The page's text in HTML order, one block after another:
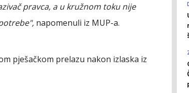
pravca, a u kružnom toku nije
napomenuli iz MUP-a.
pješačkom prelazu nakon izlaska iz